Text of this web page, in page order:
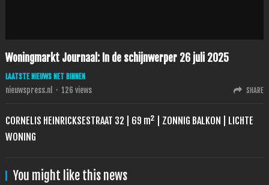
Woningmarkt Journaal: In de schijnwerper 26 juli 2025
LAATSTE NIEUWS NET BINNEN
nieuwspress.nl · 126 views SHARE
CORNELIS HEINRICKSESTRAAT 32 | 69 m² | ZONNIG BALKON | LICHTE
WONING
You might like this news